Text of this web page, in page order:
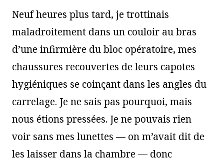
Neuf heures plus tard, je trottinais
maladroitement dans un couloir au bras
d’une infirmière du bloc opératoire, mes
chaussures recouvertes de leurs capotes
hygiéniques se coinçant dans les angles du
carrelage. Je ne sais pas pourquoi, mais
nous étions pressées. Je ne pouvais rien
voir sans mes lunettes — on m’avait dit de
les laisser dans la chambre — donc